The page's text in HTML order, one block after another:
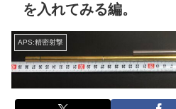
を入れてみる編。
APS:精密射撃